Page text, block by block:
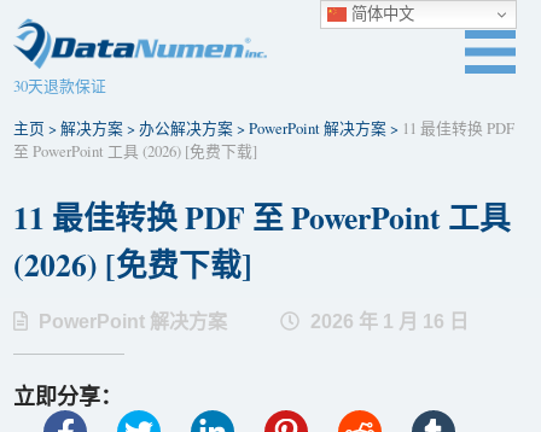
30天退款保证
主页 >解决方案>办公解决方案>PowerPoint 解决方案> 11 最佳转换 PDF
至 PowerPoint 工具 (2026) [免费下​​载]
11 最佳转换 PDF 至 PowerPoint 工具
(2026) [免费下​​载]
PowerPoint 解决方案 2026 年 1 月 16 日
立即分享：
简体中文